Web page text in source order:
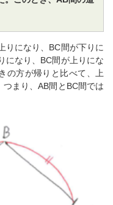
になり、BC間が下りに
になり、BC間が上りにな
の方が帰りと比べて、上
まり、AB間とBC間では